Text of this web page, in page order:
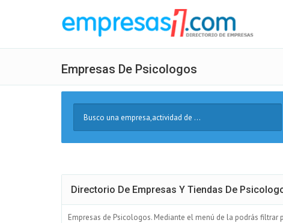
Empresas De Psicologos
Texto
Directorio De Empresas Y Tiendas De
Empresas de Psicologos. Mediante el menú de la podrás